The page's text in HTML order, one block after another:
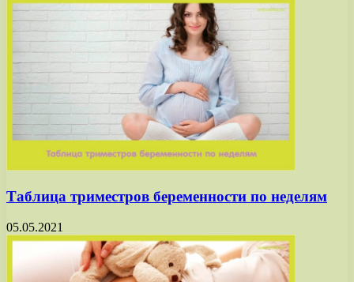
Таблица триместров беременности по неделям
05.05.2021